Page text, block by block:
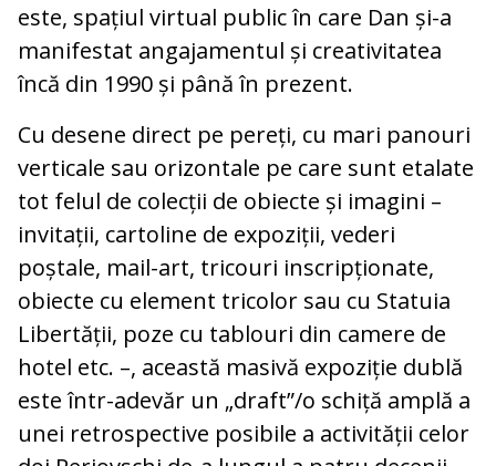
este, spațiul virtual public în care Dan și-a
manifestat angajamentul și creativitatea
încă din 1990 și până în prezent.
Cu desene direct pe pereți, cu mari panouri
verticale sau orizontale pe care sunt etalate
tot felul de colecții de obiecte și imagini –
invitații, cartoline de expoziții, vederi
poștale, mail-art, tricouri inscripționate,
obiecte cu element tricolor sau cu Statuia
Libertății, poze cu tablouri din camere de
hotel etc. –, această masivă expoziție dublă
este într-adevăr un „draft”/o schiță amplă a
unei retrospective posibile a activității celor